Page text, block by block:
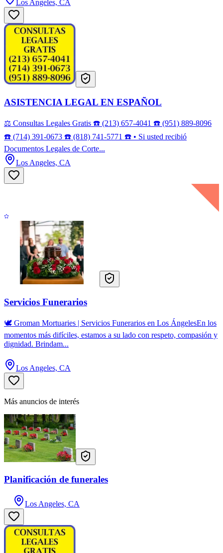
Los Angeles, CA
ASISTENCIA LEGAL EN ESPAÑOL
⚖️ Consultas Legales Gratis ☎️ (213) 657-4041 ☎️ (951) 889-8096
☎️ (714) 391-0673 ☎️ (818) 741-5771 ☎️ • Si usted recibió
Documentos Legales de Corte...
Los Angeles, CA
Servicios Funerarios
🕊️ Groman Mortuaries | Servicios Funerarios en Los ÁngelesEn los
momentos más difíciles, estamos a su lado con respeto, compasión y
dignidad. Brindam...
Los Angeles, CA
Más anuncios de interés
Planificación de funerales
Los Angeles, CA